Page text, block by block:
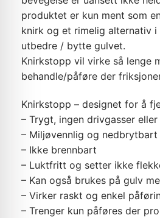
produktet er kun ment som
knirk og et rimelig alternativ
utbedre / bytte gulvet.
Knirkstopp vil virke så lenge
behandle/påføre der
Knirkstopp – designet for å
– Trygt, ingen drivgasser
– Miljøvennlig og nedbrytbart
– Ikke brennbart
– Luktfritt og setter ikke
– Kan også brukes på gulv
– Virker raskt og enkel
– Trenger kun påføres der